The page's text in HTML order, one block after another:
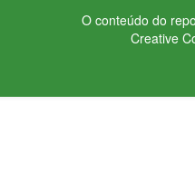
O conteúdo do
Creative